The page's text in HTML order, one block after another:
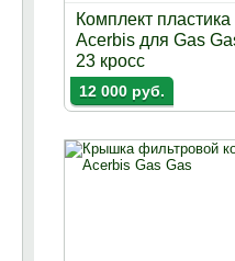
Комплект пластика
Acerbis для Gas
23 кросс
12 000 руб.